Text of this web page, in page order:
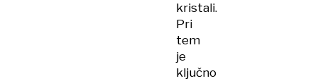
kristali.
Pri
tem
je
ključno